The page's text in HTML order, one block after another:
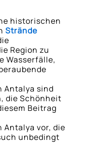
historischen
Strände
Region zu
Wasserfälle,
Antalya sind
die Schönheit
Beitrag
vor, die
unbedingt